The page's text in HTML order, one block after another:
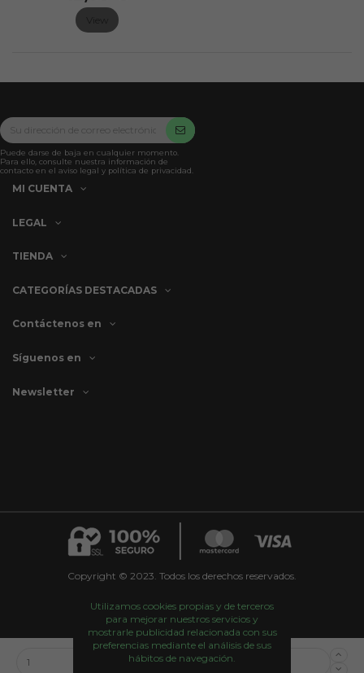
Puede darse de baja en cualquier momento.
Para ello, consulte nuestra información de
contacto en el aviso legal y política de privacidad.
MI CUENTA
LEGAL
TIENDA
CATEGORÍAS DESTACADAS
Contáctenos en
Síguenos en
Newsletter
Copyright © 2023. Todos los derechos reservados.
Utilizamos cookies propias y de terceros
para mejorar nuestros servicios y
mostrarle publicidad relacionada con sus
preferencias mediante el análisis de sus
hábitos de navegación.